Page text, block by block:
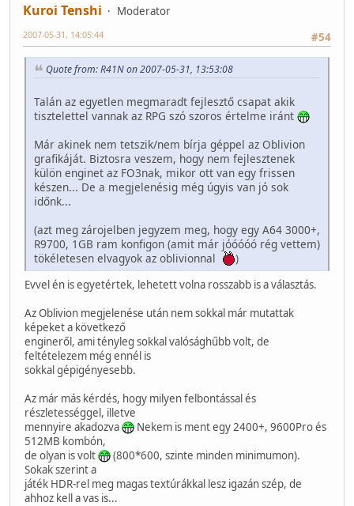
Kuroi Tenshi
Moderator
#54
2007-05-31, 14:05:44
Quote from: R41N on 2007-05-31, 13:53:08
Talán az egyetlen megmaradt fejlesztő csapat akik
tisztelettel vannak az RPG szó szoros értelme iránt
Már akinek nem tetszik/nem bírja géppel az Oblivion
grafikáját. Biztosra veszem, hogy nem fejlesztenek
külön enginet az FO3nak, mikor ott van egy frissen
készen... De a megjelenésig még úgyis van jó sok
időnk...
(azt meg zárojelben jegyzem meg, hogy egy A64 3000+,
R9700, 1GB ram konfigon (amit már jóóóóó rég vettem)
tökéletesen elvagyok az oblivionnal
)
Evvel én is egyetértek, lehetett volna rosszabb is a választás.
Az Oblivion megjelenése után nem sokkal már mutattak
képeket a következő
engineről, ami tényleg sokkal valósághűbb volt, de
feltételezem még ennél is
sokkal gépigényesebb.
Az már más kérdés, hogy milyen felbontással és
részletességgel, illetve
mennyire akadozva
Nekem is ment egy 2400+, 9600Pro és
512MB kombón,
de olyan is volt
(800*600, szinte minden minimumon).
Sokak szerint a
játék HDR-rel meg magas textúrákkal lesz igazán szép, de
ahhoz kell a vas is...